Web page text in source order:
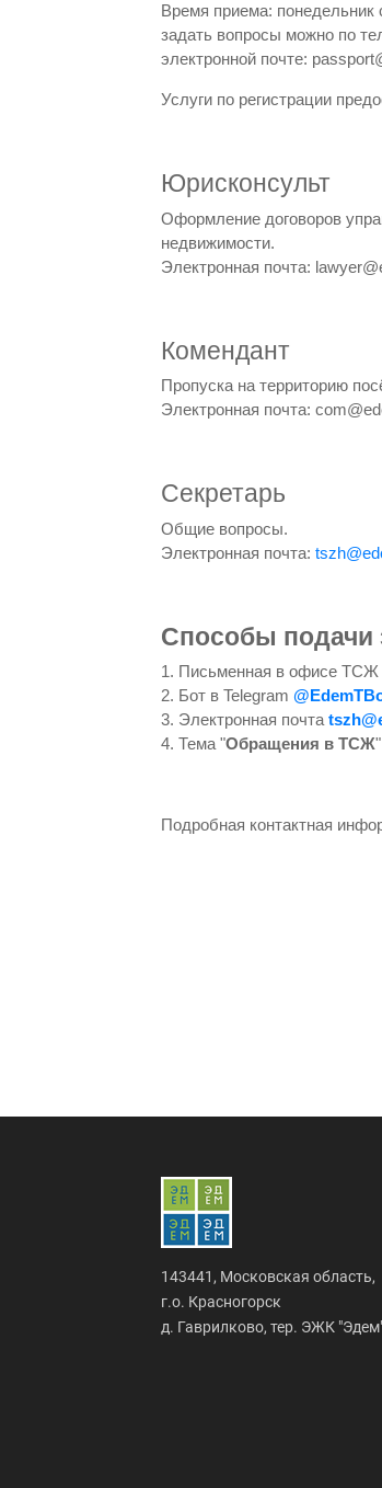
Время приема: понедельник
задать вопросы можно по
электронной почте:
Услуги по регистрации
Юрисконсульт
Оформление договоров
недвижимости.
Электронная почта:
Комендант
Пропуска на территорию
Электронная почта:
Секретарь
Общие вопросы.
Электронная почта:
Способы подачи
1. Письменная в офисе ТСЖ
2. Бот в Telegram
3. Электронная почта
4. Тема "Обращения в ТСЖ
Подробная контактная
143441, Московская область,
г.о. Красногорск
д. Гаврилково, тер. ЭЖК